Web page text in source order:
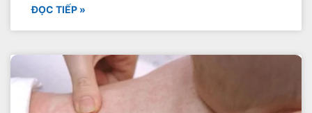
ĐỌC TIẾP »